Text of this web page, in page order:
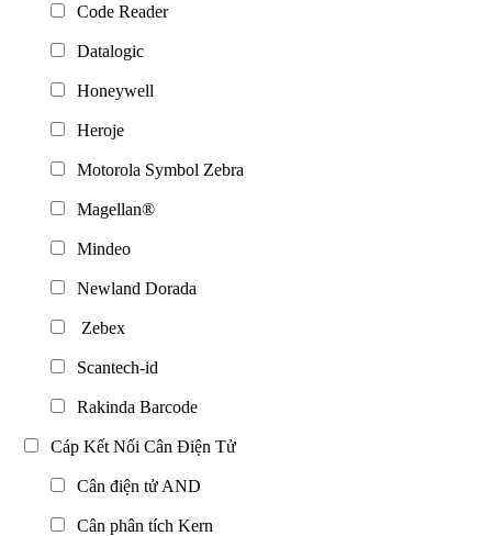
Code Reader
Datalogic
Honeywell
Heroje
Motorola Symbol Zebra
Magellan®
Mindeo
Newland Dorada
Zebex
Scantech-id
Rakinda Barcode
Cáp Kết Nối Cân Điện Tử
Cân điện tử AND
Cân phân tích Kern